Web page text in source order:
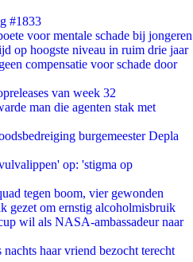
#1833
voor mentale schade bij jongeren
op hoogste niveau in ruim drie jaar
compensatie voor schade door
van week 32
man die agenten stak met
burgemeester Depla
op: 'stigma op
tegen boom, vier gewonden
gezet om ernstig alcoholmisbruik
wil als NASA-ambassadeur naar
haar vriend bezocht terecht